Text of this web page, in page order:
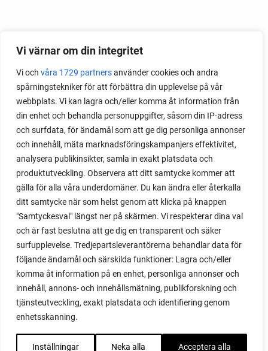
Vi värnar om din integritet
Vi och våra 1729 partnersanvänder cookies och andra
spårningstekniker för att förbättra din upplevelse på vår
webbplats. Vi kan lagra och/eller komma åt information från
din enhet och behandla personuppgifter, såsom din IP-adress
och surfdata, för ändamål som att ge dig personliga annonser
och innehåll, mäta marknadsföringskampanjers effektivitet,
analysera publikinsikter, samla in exakt platsdata och
produktutveckling. Observera att ditt samtycke kommer att
gälla för alla våra underdomäner. Du kan ändra eller återkalla
ditt samtycke när som helst genom att klicka på knappen
"Samtyckesval" längst ner på skärmen. Vi respekterar dina val
och är fast beslutna att ge dig en transparent och säker
surfupplevelse. Tredjepartsleverantörerna behandlar data för
följande ändamål och särskilda funktioner: Lagra och/eller
komma åt information på en enhet, personliga annonser och
innehåll, annons- och innehållsmätning, publikforskning och
tjänsteutveckling, exakt platsdata och identifiering genom
enhetsskanning.
Inställningar Neka alla Acceptera alla